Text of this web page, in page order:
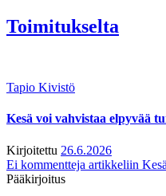
Toimitukselta
Tapio Kivistö
Kesä voi vahvistaa elpyvää
Kirjoitettu 26.6.2026
Ei kommentteja artikkeliin
Pääkirjoitus